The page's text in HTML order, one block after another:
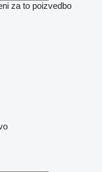
za to poizvedbo